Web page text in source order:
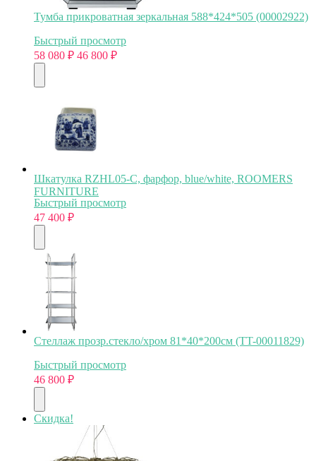
Тумба прикроватная зеркальная 588*424*505 (00002922)
Быстрый просмотр
58 080 ₽ 46 800 ₽
Шкатулка RZHL05-C, фарфор, blue/white, ROOMERS
FURNITURE
Быстрый просмотр
47 400 ₽
Стеллаж прозр.стекло/хром 81*40*200см (TT-00011829)
Быстрый просмотр
46 800 ₽
Скидка!